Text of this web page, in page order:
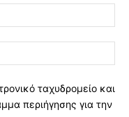
ταχυδρομείο και
περιήγησης για την